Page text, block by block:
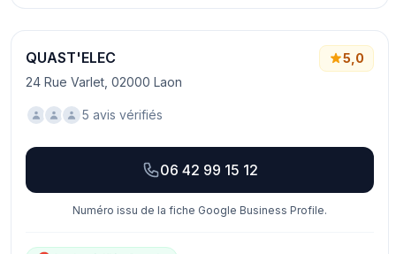
QUAST'ELEC
24 Rue Varlet, 02000 Laon
5,0
5 avis vérifiés
06 42 99 15 12
Numéro issu de la fiche Google Business Profile.